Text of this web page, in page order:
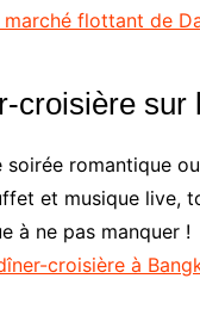
marché flottant de
croisière sur
soirée romantique
et musique live,
à ne pas manquer !
croisière à